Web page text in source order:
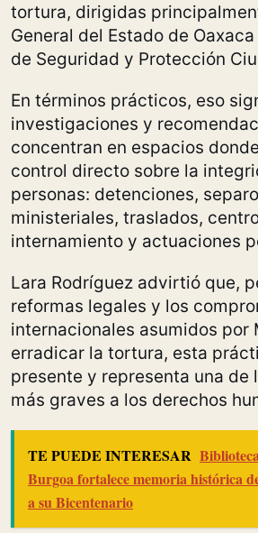
tortura, dirigidas
General del Estado de
de Seguridad y Protección
En términos prácticos, eso
investigaciones y
concentran en espacios
control directo sobre la
personas: detenciones,
ministeriales, traslados,
internamiento y actuaciones
Lara Rodríguez advirtió que,
reformas legales y los
internacionales asumidos por
erradicar la tortura, esta
presente y representa una de
más graves a los derechos
TE PUEDE INTERESAR
Burgoa fortalece memoria histórica
a su Bicentenario